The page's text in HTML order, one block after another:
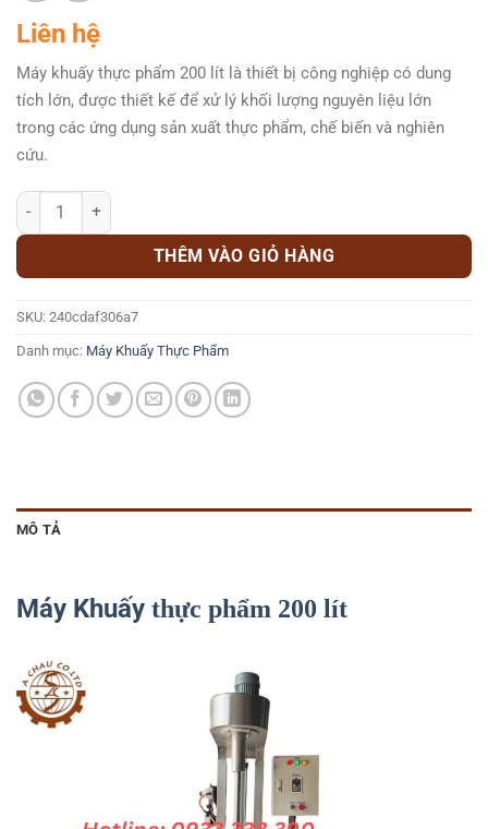
Liên hệ
Máy khuấy thực phẩm 200 lít là thiết bị công nghiệp có dung
tích lớn, được thiết kế để xử lý khối lượng nguyên liệu lớn
trong các ứng dụng sản xuất thực phẩm, chế biến và nghiên
cứu.
Máy khuấy thực phẩm 200 lít số lượng
THÊM VÀO GIỎ HÀNG
SKU: 240cdaf306a7
Danh mục: Máy Khuấy Thực Phẩm
MÔ TẢ
Máy Khuấy thực phẩm 200 lít